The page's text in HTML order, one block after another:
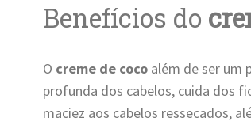
Benefícios do
O creme de coco além de ser um
profunda dos cabelos, cuida dos
maciez aos cabelos ressecados,